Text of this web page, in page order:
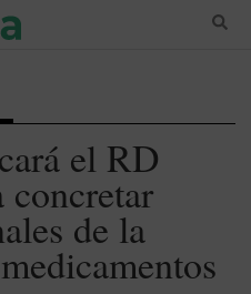
el RD
concretar
de la